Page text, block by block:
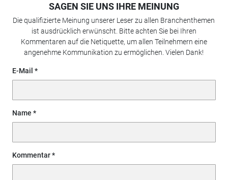
SAGEN SIE UNS IHRE MEINUNG
Die qualifizierte Meinung unserer Leser zu allen Branchenthemen
ist ausdrücklich erwünscht. Bitte achten Sie bei Ihren
Kommentaren auf die Netiquette, um allen Teilnehmern eine
angenehme Kommunikation zu ermöglichen. Vielen Dank!
E-Mail
Name
Kommentar